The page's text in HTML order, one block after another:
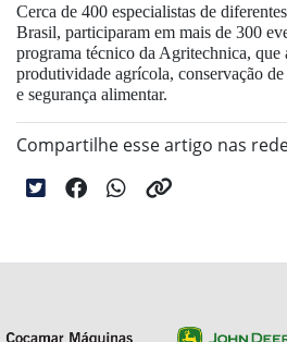
Cerca de 400 especialistas de
Brasil, participaram em mais de 300
programa técnico da Agritechnica, que
produtividade agrícola, conservação
e segurança alimentar.
Compartilhe esse artigo nas